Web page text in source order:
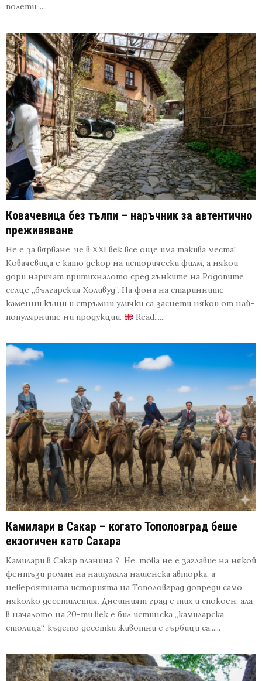
полети......
Ковачевица без тълпи – наръчник за автентично
преживяване
Не е за вярване, че в XXI век все още има такива места!
Ковачевица е като декор на исторически филм, а някои
дори наричат притихналото сред гънките на Родопите
селце „българския Холивуд”. На фона на старинните
каменни къщи и стръмни улички са заснети някои от най-
популярните ни продукции.
Read......
Камилари в Сакар – когато Тополовград беше
екзотичен като Сахара
Камилари в Сакар планина ? Не, това не е заглавие на някой
фентъзи роман на нашумяла нашенска авторка, а
невероятната историята на Тополовград допреди само
няколко десетилетия. Днешният град е тих и спокоен, ала
в началото на 20-ти век е бил истинска „камиларска
столица“, където десетки животни с гърбици са......